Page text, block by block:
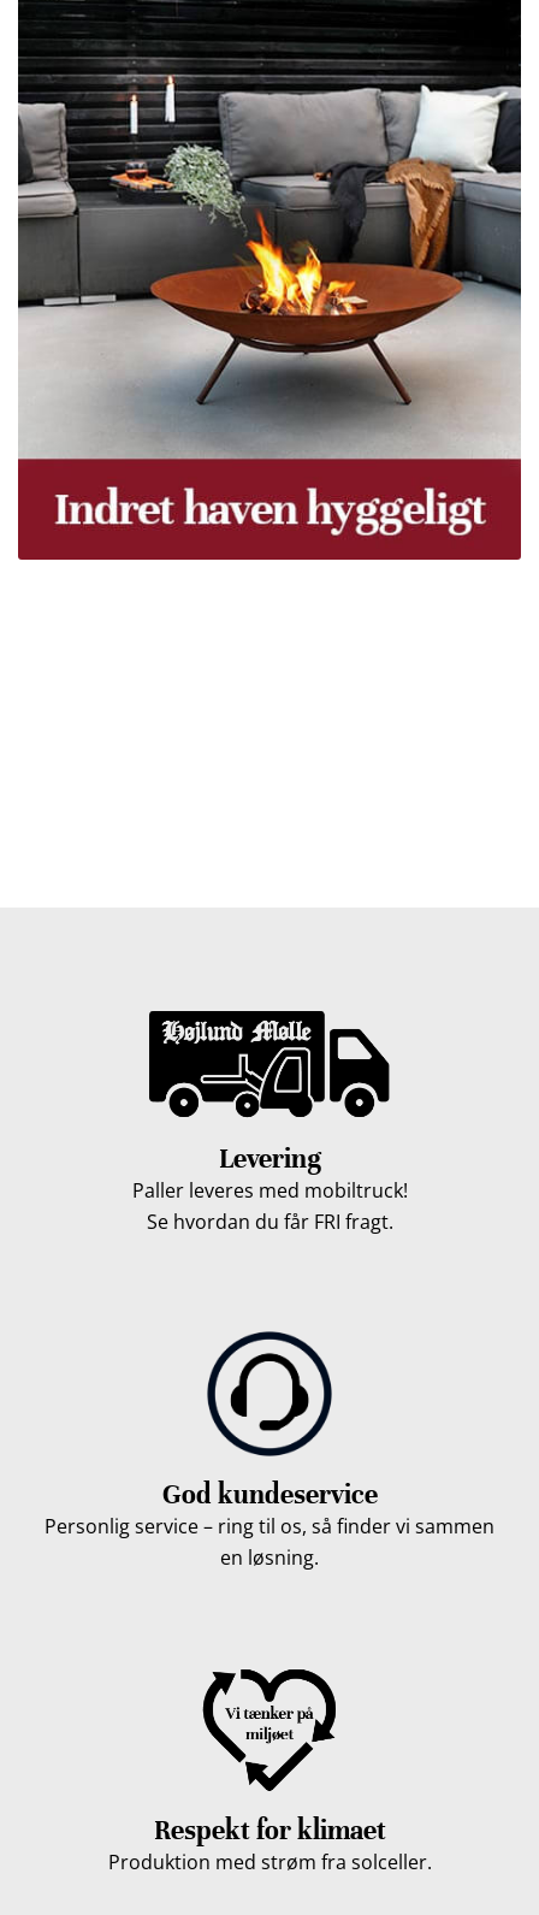
Levering
Paller leveres med mobiltruck!
Se hvordan du får FRI fragt.
God kundeservice
Personlig service – ring til os, så finder vi sammen
en løsning.
Respekt for klimaet
Produktion med strøm fra solceller.